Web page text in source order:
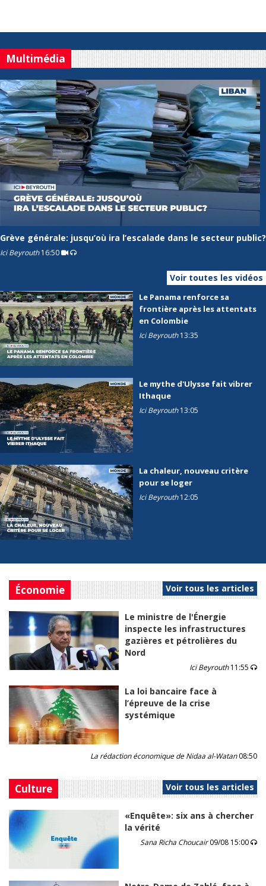
Multimédia
Grève générale: jusqu’où ira l’escalade dans le secteur public?
Ici Beyrouth16:50
Voir toutes les vidéos
Le Panama renforce sa
frontière après les attentats
en Colombie
Ici Beyrouth13:35
Le mythe d'Ulysse fait vibrer
Ithaque
Ici Beyrouth13:05
La chaleur, nouveau critère
pour se loger
Ici Beyrouth12:05
Économie Voir tous les articles
Le ministre de l'Énergie
inspecte les infrastructures
gazières et pétrolières du
Nord
Ici Beyrouth11:55
La loi bancaire face à
l’épreuve de la crise
systémique
La rédaction économique de Nidaa al-Watan08:50
Culture Voir tous les articles
«Enquête»: six ans à chercher
la vérité
Sana Richa Choucair09/08 15:00